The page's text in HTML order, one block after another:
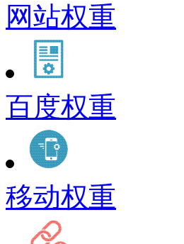
网站权重
百度权重
移动权重